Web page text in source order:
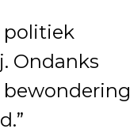
politiek
Ondanks